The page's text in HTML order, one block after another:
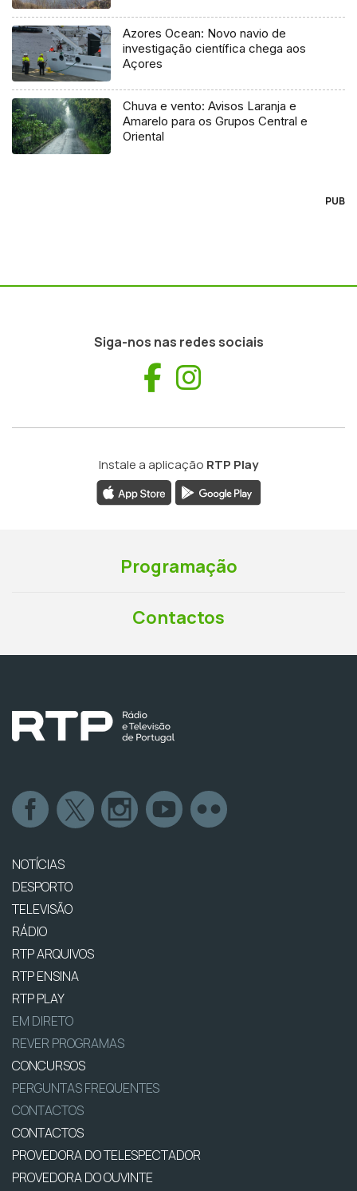
Azores Ocean: Novo navio de
investigação científica chega aos
Açores
Chuva e vento: Avisos Laranja e
Amarelo para os Grupos Central e
Oriental
PUB
Siga-nos nas redes sociais
Facebook
Instale a aplicação RTP Play
Programação
Contactos
NOTÍCIAS
DESPORTO
TELEVISÃO
RÁDIO
RTP ARQUIVOS
RTP ENSINA
RTP PLAY
EM DIRETO
REVER PROGRAMAS
CONCURSOS
PERGUNTAS FREQUENTES
CONTACTOS
CONTACTOS
PROVEDORA DO TELESPECTADOR
PROVEDORA DO OUVINTE